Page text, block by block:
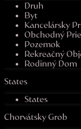
Druh
Byt
Kancelársky
Obchodný
Pozemok
Rekreačný
Rodinný Dom
States
States
Chorvátsky Grob